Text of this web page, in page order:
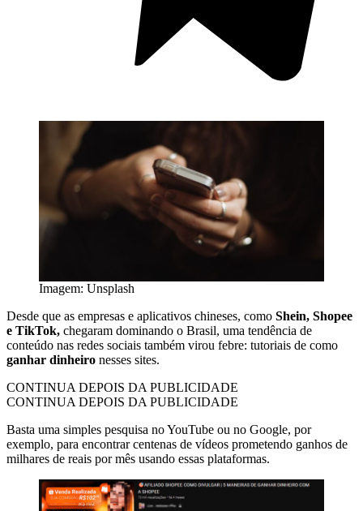
Imagem: Unsplash
Desde que as empresas e aplicativos chineses, como Shein, Shopee
e TikTok, chegaram dominando o Brasil, uma tendência de
conteúdo nas redes sociais também virou febre: tutoriais de como
ganhar dinheiro nesses sites.
CONTINUA DEPOIS DA PUBLICIDADE
CONTINUA DEPOIS DA PUBLICIDADE
Basta uma simples pesquisa no YouTube ou no Google, por
exemplo, para encontrar centenas de vídeos prometendo ganhos de
milhares de reais por mês usando essas plataformas.